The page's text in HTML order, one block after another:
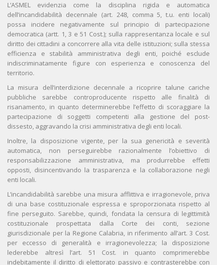
L’ASMEL evidenzia come la disciplina rigida e automatica
dell’incandidabilità decennale (art. 248, comma 5, t.u. enti locali)
possa incidere negativamente sul principio di partecipazione
democratica (artt. 1, 3 e 51 Cost.); sulla rappresentanza locale e sul
diritto dei cittadini a concorrere alla vita delle istituzioni; sulla stessa
efficienza e stabilità amministrativa degli enti, poiché esclude
indiscriminatamente figure con esperienza e conoscenza del
territorio.
La misura dell’interdizione decennale a ricoprire talune cariche
pubbliche sarebbe controproducente rispetto alle finalità di
risanamento, in quanto determinerebbe l’effetto di scoraggiare la
partecipazione di soggetti competenti alla gestione del post-
dissesto, aggravando la crisi amministrativa degli enti locali.
Inoltre, la disposizione vigente, per la sua genericità e severità
automatica, non perseguirebbe razionalmente l’obiettivo di
responsabilizzazione amministrativa, ma produrrebbe effetti
opposti, disincentivando la trasparenza e la collaborazione negli
enti locali.
L’incandidabilità sarebbe una misura afflittiva e irragionevole, priva
di una base costituzionale espressa e sproporzionata rispetto al
fine perseguito. Sarebbe, quindi, fondata la censura di legittimità
costituzionale prospettata dalla Corte dei conti, sezione
giurisdizionale per la Regione Calabria, in riferimento all’art. 3 Cost.
per eccesso di generalità e irragionevolezza; la disposizione
lederebbe altresì l’art. 51 Cost. in quanto comprimerebbe
indebitamente il diritto di elettorato passivo e contrasterebbe con